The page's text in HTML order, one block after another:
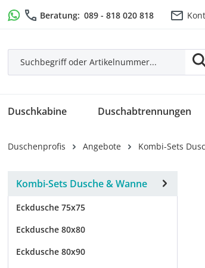
Hauptinhalt springen
Zur Suche springen
Zur Hauptnavigation springen
Beratung: 089 - 818 020 818
Duschkabine Duschabtrennungen
Duschenprofis Angebote Kombi-Sets
Kombi-Sets Dusche & Wanne
Eckdusche 75x75
Eckdusche 80x80
Eckdusche 80x90